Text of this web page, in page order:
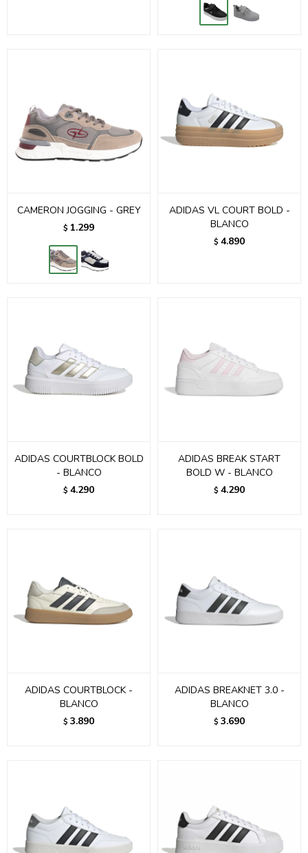
CAMERON JOGGING - GREY
$ 1.299
ADIDAS VL COURT BOLD -
BLANCO
$ 4.890
ADIDAS COURTBLOCK BOLD
- BLANCO
$ 4.290
ADIDAS BREAK START
BOLD W - BLANCO
$ 4.290
ADIDAS COURTBLOCK -
BLANCO
$ 3.890
ADIDAS BREAKNET 3.0 -
BLANCO
$ 3.690